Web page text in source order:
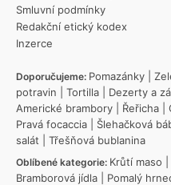
Smluvní podmínky
Redakční etický kodex
Inzerce
Doporučujeme: Pomazánky
potravin
Tortilla Dezerty a
Americké brambory
Řeřicha
Pravá focaccia
Šlehačková
salát
Třešňová bublanina
Oblíbené kategorie: Krůtí maso
Bramborová jídla
Pomalý